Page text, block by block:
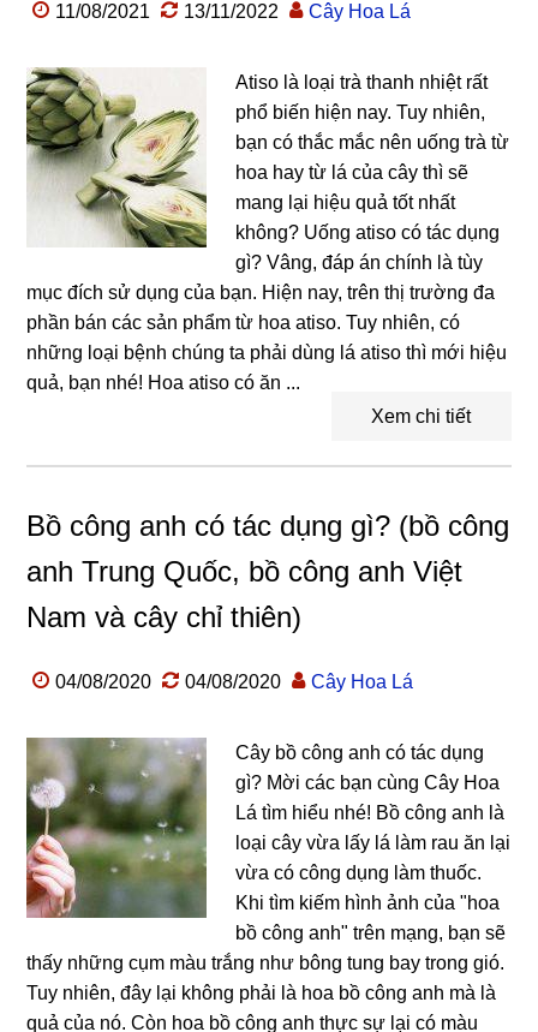
11/08/2021 13/11/2022 Cây Hoa Lá
Atiso là loại trà thanh nhiệt rất
phổ biến hiện nay. Tuy nhiên,
bạn có thắc mắc nên uống trà từ
hoa hay từ lá của cây thì sẽ
mang lại hiệu quả tốt nhất
không? Uống atiso có tác dụng
gì? Vâng, đáp án chính là tùy
mục đích sử dụng của bạn. Hiện nay, trên thị trường đa
phần bán các sản phẩm từ hoa atiso. Tuy nhiên, có
những loại bệnh chúng ta phải dùng lá atiso thì mới hiệu
quả, bạn nhé! Hoa atiso có ăn ...
Xem chi tiết
Bồ công anh có tác dụng gì? (bồ công
anh Trung Quốc, bồ công anh Việt
Nam và cây chỉ thiên)
04/08/2020 04/08/2020 Cây Hoa Lá
Cây bồ công anh có tác dụng
gì? Mời các bạn cùng Cây Hoa
Lá tìm hiểu nhé! Bồ công anh là
loại cây vừa lấy lá làm rau ăn lại
vừa có công dụng làm thuốc.
Khi tìm kiếm hình ảnh của "hoa
bồ công anh" trên mạng, bạn sẽ
thấy những cụm màu trắng như bông tung bay trong gió.
Tuy nhiên, đây lại không phải là hoa bồ công anh mà là
quả của nó. Còn hoa bồ công anh thực sự lại có màu